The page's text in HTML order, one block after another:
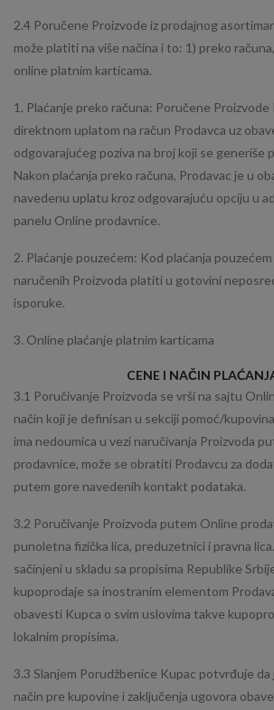
2.4 Poručene Proizvode iz prodajnog
može platiti na više načina i to: 1) preko
online platnim karticama.
1. Plaćanje preko računa: Poručene
direktnom uplatom na račun Prodavca uz
odgovarajućeg poziva na broj koji se generiše
Nakon plaćanja preko računa, Prodavac je u
navedenu uplatu kroz odgovarajuću opciju u
panelu Online prodavnice.
2. Plaćanje pouzećem: Kod plaćanja
naručenih Proizvoda platiti u gotovini
isporuke.
3. Online plaćanje platnim karticama
CENE I NAČIN
3.1 Poručivanje Proizvoda se vrši na sajtu
način koji je definisan u sekciji pomoć/
ima nedoumica u vezi naručivanja Proizvoda
prodavnice, može se obratiti Prodavcu za
putem gore navedenih kontakt podataka.
3.2 Poručivanje Proizvoda putem Online
punoletna fizička lica, preduzetnici i pravna
sačinjeni u skladu sa propisima Republike
kupoprodaje sa inostranim elementom
obavesti Kupca o svim uslovima takve
lokalnim propisima.
3.3 Slanjem Porudžbenice Kupac potvrđuje da
način pre kupovine i zaključenja ugovora